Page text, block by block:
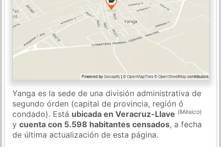
Yanga es la sede de una división administrativa de
segundo órden (capital de provincia, región ó
condado). Está ubicada en Veracruz-Llave (México)
ycuenta con 5.598 habitantes censados, a fecha
de última actualización de esta página.